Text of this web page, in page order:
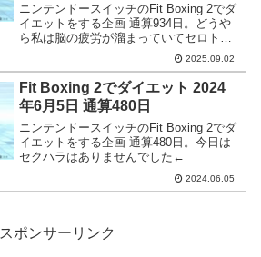
ニンテンドースイッチのFit Boxing 2でダ
イエットをする企画 通算934日。どうや
ら私は脳の疲労が溜まっていてセロトニ
ンが不足しているとのことです。2025.09.02
Fit Boxing 2でダイエット 2024
年6月5日 通算480日
ニンテンドースイッチのFit Boxing 2でダ
イエットをする企画 通算480日。今日は
セクハラはありませんでした←
2024.06.05
スポンサーリンク